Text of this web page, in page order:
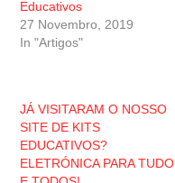
e
o
n
T
e
r
(
O
p
e
n
e
o
n
o
o
k
(
O
p
e
Educativos
27 Novembro, 2019
In "Artigos"
JÁ VISITARAM O NOSSO
SITE DE KITS
EDUCATIVOS?
ELETRÓNICA PARA TUDO